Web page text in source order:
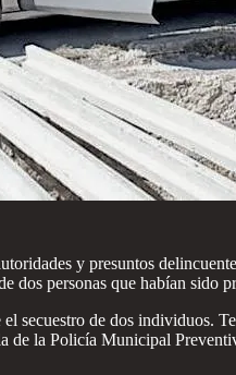
y presuntos
dos personas que habían sido
secuestro de dos individuos.
de la Policía Municipal